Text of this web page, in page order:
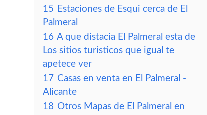
15 Estaciones de Esqui cerca de El
Palmeral
16 A que distacia El Palmeral esta de
Los sitios turisticos que igual te
apetece ver
17 Casas en venta en El Palmeral -
Alicante
18 Otros Mapas de El Palmeral en